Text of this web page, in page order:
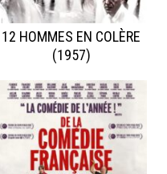
12 HOMMES EN COLÈRE
(1957)